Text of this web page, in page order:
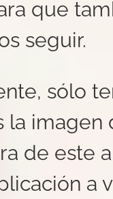
que
seguir.
sólo
la imagen
de este
a